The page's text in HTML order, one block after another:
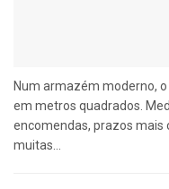
Num armazém moderno,
em metros quadrados.
encomendas, prazos mais
muitas...